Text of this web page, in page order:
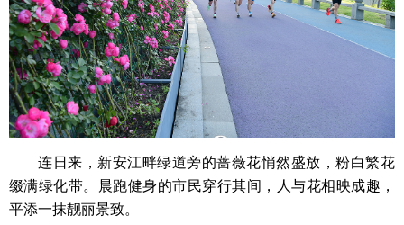
连日来，新安江畔绿道旁的蔷薇花悄然盛放，粉白繁花
缀满绿化带。晨跑健身的市民穿行其间，人与花相映成趣，
平添一抹靓丽景致。